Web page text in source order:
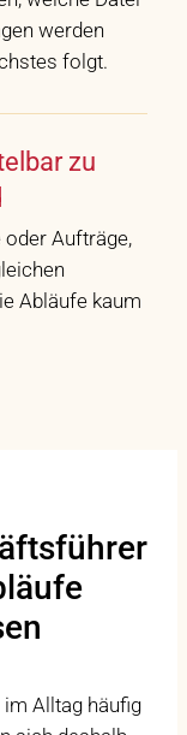
werden
folgt.
zu
oder Aufträge,
Abläufe kaum
Alltag häufig